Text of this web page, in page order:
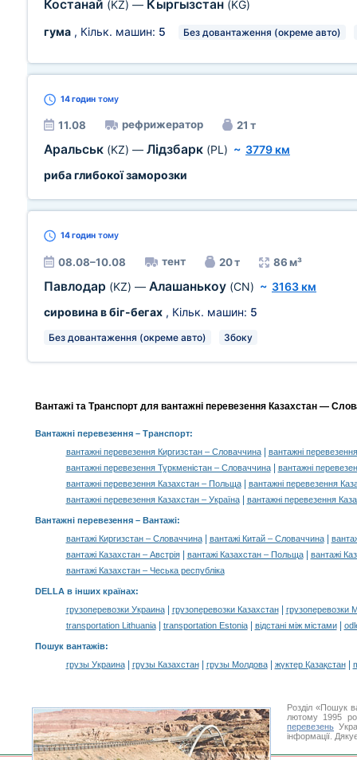
Костанай (KZ) — Кыргызстан (KG)
гума , Кільк. машин: 5 Без довантаження (окреме авто)
14 годин тому
11.08 рефрижератор 21 т
Аральськ (KZ) — Лідзбарк (PL) ~ 3779 км
риба глибокої заморозки
14 годин тому
08.08–10.08 тент 20 т 86 м³
Павлодар (KZ) — Алашанькоу (CN) ~ 3163 км
сировина в біг-бегах , Кільк. машин: 5
Без довантаження (окреме авто) Збоку
Вантажі та Транспорт для вантажні перевезення Казахстан —
Вантажні перевезення– Транспорт:
вантажні перевезення Киргизстан – Словаччина|
вантажні
вантажні перевезення Туркменістан – Словаччина|
вантажні
вантажні перевезення Казахстан – Польща|
вантажні перевезення
вантажні перевезення Казахстан – Україна| вантажні перевезення
Вантажні перевезення – Вантажі:
вантажі Киргизстан – Словаччина| вантажі Китай – Словаччина|
вантажі Казахстан – Австрія| вантажі Казахстан – Польща|
вантажі
вантажі Казахстан – Чеська республіка
DELLA в інших країнах:
грузоперевозки Украина| грузоперевозки Казахстан|
грузоперевозки
transportation Lithuania| transportation Estonia| відстані між містами|
Пошук вантажів:
грузы Украина| грузы Казахстан| грузы Молдова| жүктер Қазақстан|
Розділ «Пошук
лютому 1995
перевезень
інформації.